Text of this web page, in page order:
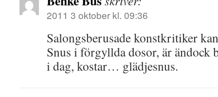
2011 3 oktober kl. 09:36
Salongsberusade konstkritiker
Snus i förgyllda dosor, är ändock
i dag, kostar… glädjesnus.